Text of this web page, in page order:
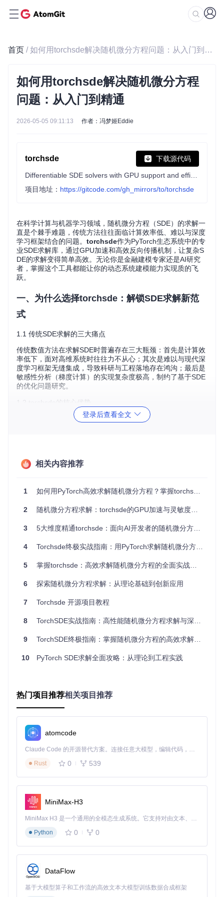
首页 / 如何用torchsde解决随机微分方程问题：从入门到精通
如何用torchsde解决随机微分方程
问题：从入门到精通
2026-05-05 09:11:13 作者：冯梦姬Eddie
torchsde 下载源代码
项目地址： https://gitcode.com/gh_mirrors/to/torchsde
在科学计算与机器学习领域，随机微分方程（SDE）的求解一
直是个棘手难题，传统方法往往面临计算效率低、难以与深度
学习框架结合的问题。 torchsde作为PyTorch生态系统中的专
业SDE求解库，通过GPU加速和高效反向传播机制，让复杂S
DE的求解变得简单高效。无论你是金融建模专家还是AI研究
者，掌握这个工具都能让你的动态系统建模能力实现质的飞
跃。
一、为什么选择torchsde：解锁SDE求解新范
式
1.1 传统SDE求解的三大痛点
传统数值方法在求解SDE时普遍存在三大瓶颈：首先是计算效
率低下，面对高维系统时往往力不从心；其次是难以与现代深
度学习框架无缝集成，导致科研与工程落地存在鸿沟；最后是
敏感性分析（梯度计算）的实现复杂度极高，制约了基于SDE
的优化问题研究。
1.2 torchsde的核心优势
torchsde通过三大创新解决了这些难题：
GPU加速
💡 专家提示：torchsde特别适合需要端到端训练包含SDE组件
的模型规模。思考一下：在你的研究领域中，哪些动态过程可
机出现的浪花影响（随机扰动）——这就是SDE描述的世界。
其中：
漂移项f：就像河流的主流，决定系统的平均运动趋势
dW(t)：布朗运动，描述随机过程的数学工具
上图展示了torchsde模拟的SDE系统演化过程：紫色曲线代表
一条具体轨迹，蓝色区域表示所有可能轨迹的置信区间，黑色
叉号标记了观测数据点。这种可视化帮助我们直观理解SDE如
何在确定性趋势中融入随机变化。
2.3 torchsde支持的噪声类型对比
噪声类
型
计算复杂
标量噪
声
加性噪
声
g(t,y)与y无关
g(t,y)是对角矩
多变量独立系
通用噪
声
g(t,y)是任意矩
阵
💡 专家提示：选择噪声类型时，应在模型准确性和计算效率间
权衡。大多数金融模型可使用对角噪声，而物理系统往往需要
登录后查看全文
相关内容推荐
1 如何用PyTorch高效求解随机微分方程？掌握torchsde的3大核心优势
2 随机微分方程求解：torchsde的GPU加速与灵敏度分析技术指南
3 5大维度精通torchsde：面向AI开发者的随机微分方程求解指南
4 Torchsde终极实战指南：用PyTorch求解随机微分方程的完整攻略
5 掌握torchsde：高效求解随机微分方程的全面实战指南
6 探索随机微分方程求解：从理论基础到创新应用
7 Torchsde 开源项目教程
8 TorchSDE实战指南：高性能随机微分方程求解与深度学习应用
9 TorchSDE终极指南：掌握随机微分方程的高效求解方法
10 PyTorch SDE求解全面攻略：从理论到工程实践
热门项目推荐相关项目推荐
atomcode
Claude Code 的开源替代方案。连接任意大模型，编辑代码，运行命令，自动验证 — 全自动执行。用 Rust 构建，极致性能。 ｜ An open-source alternative to Claude Code. Connect any LLM, edit code, run commands, and verify changes — autonomously. Built in Rust for speed. Get Started
Rust
0 539
MiniMax-H3
MiniMax H3 是一个通用的全模态生成系统。它支持对由文本、图像、视频和音频组成的多模态上下文进行统一理解，并能生成分辨率高达 2K、时长可达 15 秒的带原生立体声音频的视频。得益于面向任务泛化的系统设计，H3 在预训练阶段就已具备广泛的多模态上下文理解与生成能力，能够出色地执行复杂的多模态指令。
Python
0 0
DataFlow
基于大模型算子和工作流的高效文本大模型训练数据合成框架